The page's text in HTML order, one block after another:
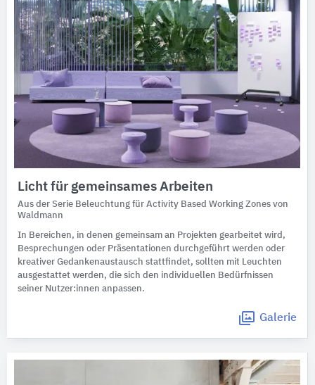
Licht für gemeinsames Arbeiten
Aus der Serie Beleuchtung für Activity Based Working Zones von
Waldmann
In Bereichen, in denen gemeinsam an Projekten gearbeitet wird,
Besprechungen oder Präsentationen durchgeführt werden oder
kreativer Gedankenaustausch stattfindet, sollten mit Leuchten
ausgestattet werden, die sich den individuellen Bedürfnissen
seiner Nutzer:innen anpassen.
Galerie